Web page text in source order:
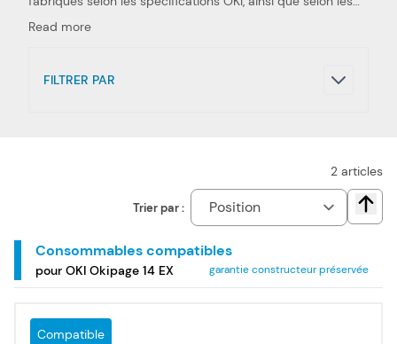
normes spécifiques. Ceci les rend 100 % compatibles avec
performances et qualités d'impressions semblables aux
Read more
FILTRER PAR
2 articles
Trier par :
Consommables compatibles
garantie constructeur préservée
pour OKI Okipage 14 EX
Compatible